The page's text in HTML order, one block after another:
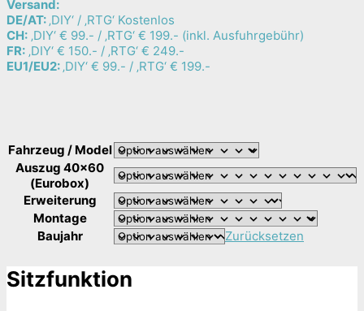
Versand:
DE/AT: ‚DIY‘ / ‚RTG‘ Kostenlos
CH: ‚DIY‘ € 99.- / ‚RTG‘ € 199.- (inkl. Ausfuhrgebühr)
FR: ‚DIY‘ € 150.- / ‚RTG‘ € 249.-
EU1/EU2: ‚DIY‘ € 99.- / ‚RTG‘ € 199.-
Fahrzeug / Model
Auszug 40x60
(Eurobox)
Erweiterung
Montage
Baujahr
Zurücksetzen
Sitzfunktion